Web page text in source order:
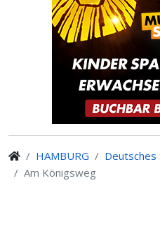
HAMBURG
Deutsches
Am Königsweg